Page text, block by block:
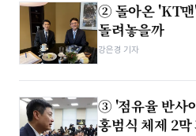
② 돌아온 'KT맨
돌려놓을까
강은경 기자
③ '점유율 반사
홍범식 체제 2막